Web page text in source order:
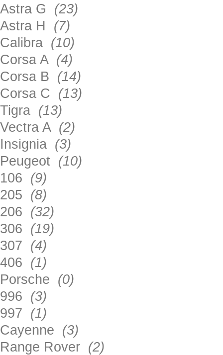
Astra G (23)
Astra H (7)
Calibra (10)
Corsa A (4)
Corsa B (14)
Corsa C (13)
Tigra (13)
Vectra A (2)
Insignia (3)
Peugeot (10)
106 (9)
205 (8)
206 (32)
306 (19)
307 (4)
406 (1)
Porsche (0)
996 (3)
997 (1)
Cayenne (3)
Range Rover (2)